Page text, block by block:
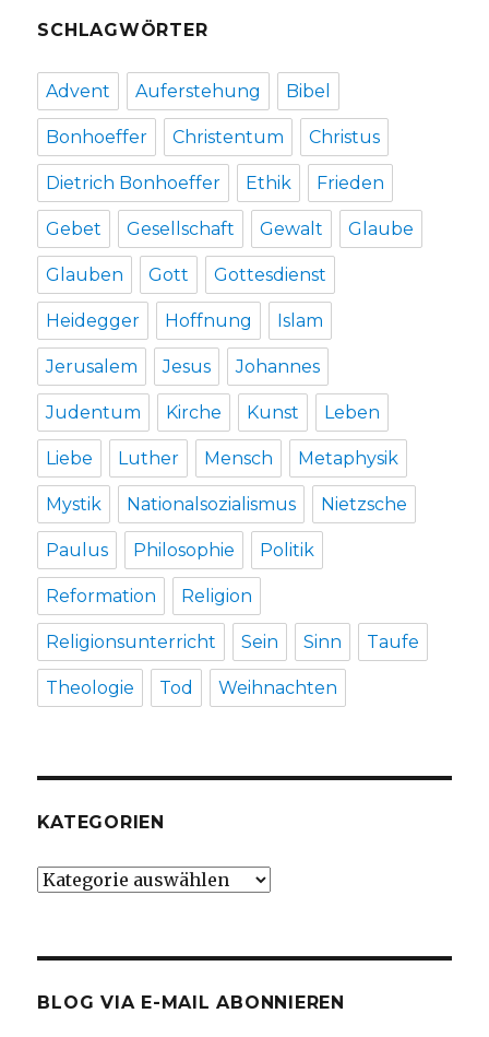
SCHLAGWÖRTER
Advent Auferstehung Bibel
Bonhoeffer Christentum Christus
Dietrich Bonhoeffer Ethik Frieden
Gebet Gesellschaft Gewalt Glaube
Glauben Gott Gottesdienst
Heidegger Hoffnung Islam
Jerusalem Jesus Johannes
Judentum Kirche Kunst Leben
Liebe Luther Mensch Metaphysik
Mystik Nationalsozialismus Nietzsche
Paulus Philosophie Politik
Reformation Religion
Religionsunterricht Sein Sinn Taufe
Theologie Tod Weihnachten
KATEGORIEN
Kategorien
BLOG VIA E-MAIL ABONNIEREN